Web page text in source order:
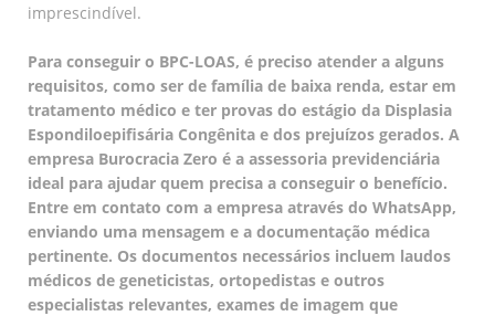
imprescindível.
Para conseguir o BPC-LOAS, é preciso atender a alguns
requisitos, como ser de família de baixa renda, estar em
tratamento médico e ter provas do estágio da Displasia
Espondiloepifisária Congênita e dos prejuízos gerados. A
empresa Burocracia Zero é a assessoria previdenciária
ideal para ajudar quem precisa a conseguir o benefício.
Entre em contato com a empresa através do WhatsApp,
enviando uma mensagem e a documentação médica
pertinente. Os documentos necessários incluem laudos
médicos de geneticistas, ortopedistas e outros
especialistas relevantes, exames de imagem que